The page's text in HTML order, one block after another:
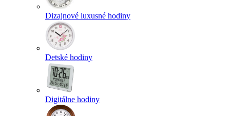
Dizajnové luxusné hodiny
Detské hodiny
Digitálne hodiny